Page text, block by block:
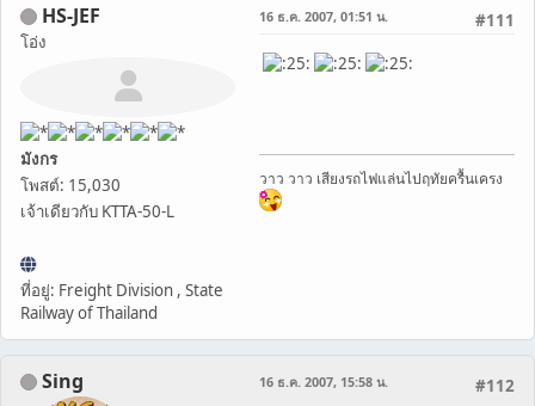
HS-JEF
โอ่ง
มังกร
โพสต์: 15,030
เจ้าเดียวกับ KTTA-50-L
ที่อยู่: Freight Division , State
Railway of Thailand
#111
16 ธ.ค. 2007, 01:51 น.
วาว วาว เสียงรถไฟแล่นไปฤทัยครื้นเครง
Sing #112
16 ธ.ค. 2007, 15:58 น.